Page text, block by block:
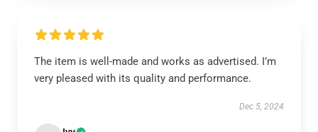
The item is well-made and works as advertised. I’m
very pleased with its quality and performance.
Dec 5, 2024